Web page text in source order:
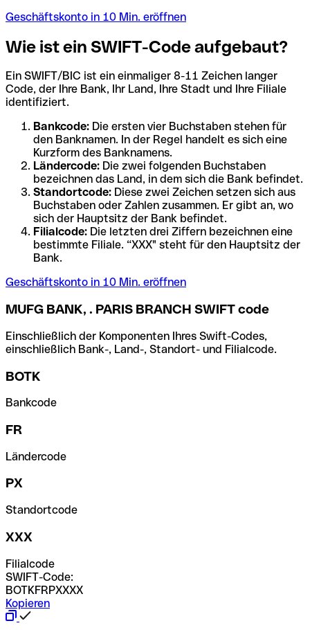
Geschäftskonto in 10 Min. eröffnen
Wie ist ein SWIFT-Code aufgebaut?
Ein SWIFT/BIC ist ein einmaliger 8-11 Zeichen langer
Code, der Ihre Bank, Ihr Land, Ihre Stadt und Ihre Filiale
identifiziert.
Bankcode: Die ersten vier Buchstaben stehen für
den Banknamen. In der Regel handelt es sich eine
Kurzform des Banknamens.
Ländercode: Die zwei folgenden Buchstaben
bezeichnen das Land, in dem sich die Bank befindet.
Standortcode: Diese zwei Zeichen setzen sich aus
Buchstaben oder Zahlen zusammen. Er gibt an, wo
sich der Hauptsitz der Bank befindet.
Filialcode: Die letzten drei Ziffern bezeichnen eine
bestimmte Filiale. “XXX" steht für den Hauptsitz der
Bank.
Geschäftskonto in 10 Min. eröffnen
MUFG BANK, . PARIS BRANCH SWIFT code
Einschließlich der Komponenten Ihres Swift-Codes,
einschließlich Bank-, Land-, Standort- und Filialcode.
BOTK
Bankcode
FR
Ländercode
PX
Standortcode
XXX
Filialcode
SWIFT-Code:
BOTKFRPXXXX
Kopieren